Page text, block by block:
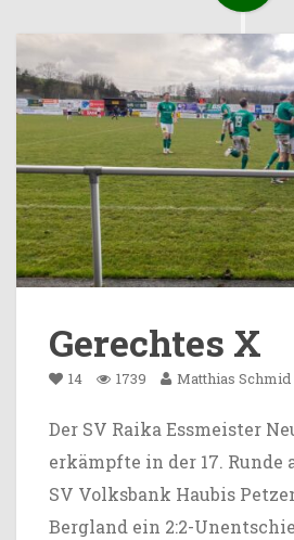
Gerechtes X
14 1739 Matthias Schmid
Der SV Raika Essmeister
erkämpfte in der 17. Runde
SV Volksbank Haubis
Bergland ein 2:2-